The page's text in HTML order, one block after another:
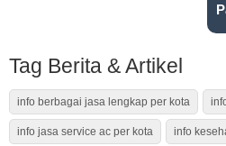
Tag Berita & Artikel
info berbagai jasa lengkap per kota
info jasa service ac per kota info